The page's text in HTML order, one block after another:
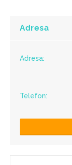
Adresa
Adresa:
Telefon: